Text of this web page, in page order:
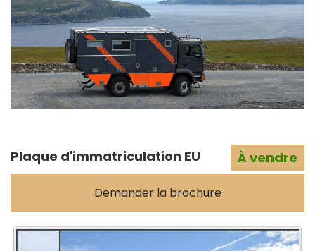
Plaque d'immatriculation EU À vendre
Demander la brochure